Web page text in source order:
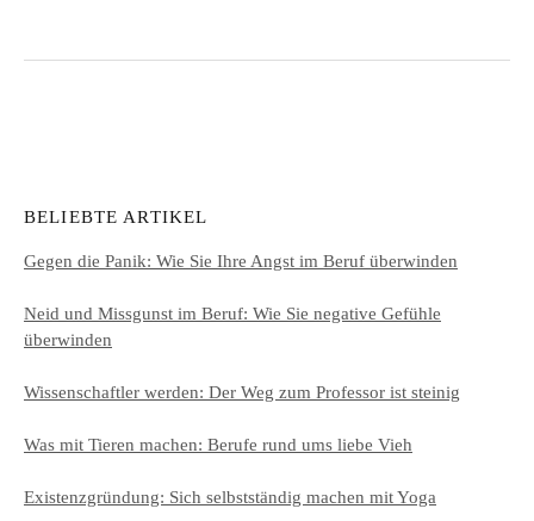
BELIEBTE ARTIKEL
Gegen die Panik: Wie Sie Ihre Angst im Beruf überwinden
Neid und Missgunst im Beruf: Wie Sie negative Gefühle
überwinden
Wissenschaftler werden: Der Weg zum Professor ist steinig
Was mit Tieren machen: Berufe rund ums liebe Vieh
Existenzgründung: Sich selbstständig machen mit Yoga